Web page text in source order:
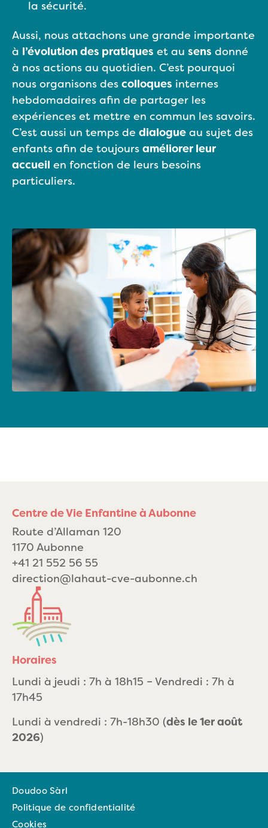
la sécurité.
Aussi, nous attachons une grande importante
à l’évolution des pratiques et au sens donné
à nos actions au quotidien. C’est pourquoi
nous organisons des colloques internes
hebdomadaires afin de partager les
expériences et mettre en commun les savoirs.
C’est aussi un temps de dialogue au sujet des
enfants afin de toujours améliorer leur
accueil en fonction de leurs besoins
particuliers.
Centre de Vie Enfantine à Aubonne
Route d’Allaman 120
1170 Aubonne
+41 21 552 56 55
direction@lahaut-cve-aubonne.ch
Horaires
Lundi à jeudi : 7h à 18h15 – Vendredi : 7h à
17h45
Lundi à vendredi : 7h-18h30 (dès le 1er août
2026)
Doudoo Sàrl
Politique de confidentialité
Cookies